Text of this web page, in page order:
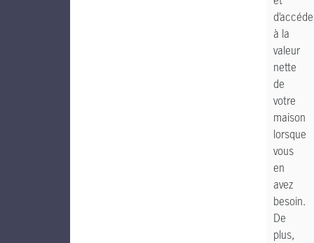
à la
valeur
nette
de
votre
maison
lorsque
vous
en
avez
besoin.
De
plus,